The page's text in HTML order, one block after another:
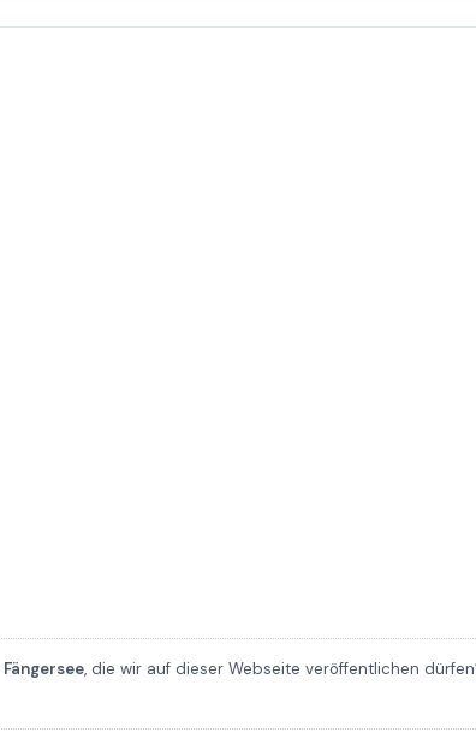
Fängersee, die wir auf dieser Webseite veröffentlichen